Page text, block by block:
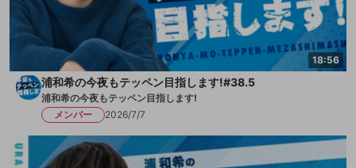
18:56
浦和希の今夜もテッペン目指します!#38.5
浦和希の今夜もテッペン目指します!
メンバー
2026/7/7